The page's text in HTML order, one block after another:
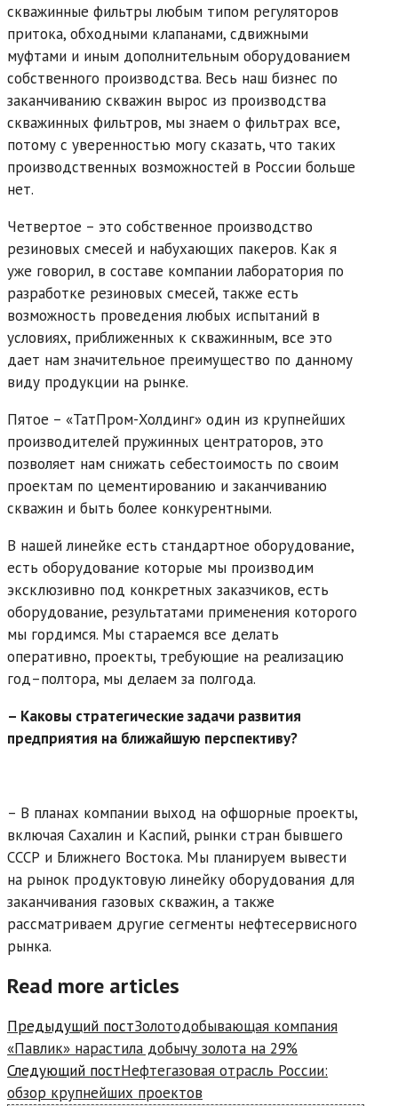
скважинные фильтры любым типом регуляторов
притока, обходными клапанами, сдвижными
муфтами и иным дополнительным оборудованием
собственного производства. Весь наш бизнес по
заканчиванию скважин вырос из производства
скважинных фильтров, мы знаем о фильтрах все,
потому с уверенностью могу сказать, что таких
производственных возможностей в России больше
нет.
Четвертое – это собственное производство
резиновых смесей и набухающих пакеров. Как я
уже говорил, в составе компании лаборатория по
разработке резиновых смесей, также есть
возможность проведения любых испытаний в
условиях, приближенных к скважинным, все это
дает нам значительное преимущество по данному
виду продукции на рынке.
Пятое – «ТатПром-Холдинг» один из крупнейших
производителей пружинных центраторов, это
позволяет нам снижать себестоимость по своим
проектам по цементированию и заканчиванию
скважин и быть более конкурентными.
В нашей линейке есть стандартное оборудование,
есть оборудование которые мы производим
эксклюзивно под конкретных заказчиков, есть
оборудование, результатами применения которого
мы гордимся. Мы стараемся все делать
оперативно, проекты, требующие на реализацию
год–полтора, мы делаем за полгода.
– Каковы стратегические задачи развития
предприятия на ближайшую перспективу?
– В планах компании выход на офшорные проекты,
включая Сахалин и Каспий, рынки стран бывшего
СССР и Ближнего Востока. Мы планируем вывести
на рынок продуктовую линейку оборудования для
заканчивания газовых скважин, а также
рассматриваем другие сегменты нефтесервисного
рынка.
Read more articles
Предыдущий постЗолотодобывающая компания
«Павлик» нарастила добычу золота на 29%
Следующий постНефтегазовая отрасль России:
обзор крупнейших проектов